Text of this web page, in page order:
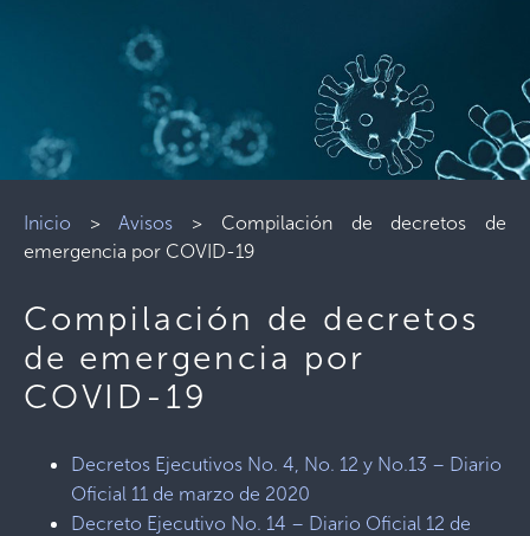
Inicio >Avisos > Compilación de decretos de
emergencia por COVID-19
Compilación de decretos
de emergencia por
COVID-19
Decretos Ejecutivos No. 4, No. 12 y No.13 – Diario
Oficial 11 de marzo de 2020
Decreto Ejecutivo No. 14 – Diario Oficial 12 de